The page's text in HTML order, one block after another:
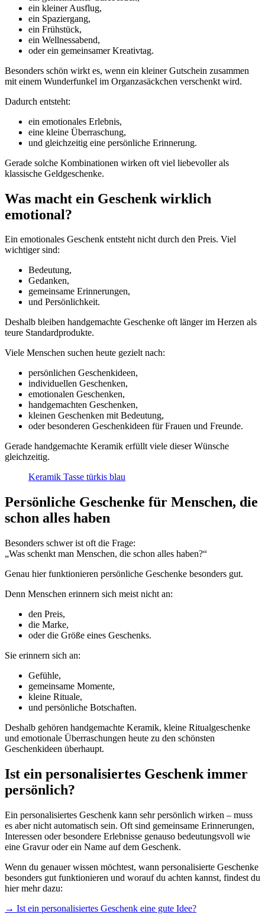
ein kleiner Ausflug,
ein Spaziergang,
ein Frühstück,
ein Wellnessabend,
oder ein gemeinsamer Kreativtag.
Besonders schön wirkt es, wenn ein kleiner Gutschein zusammen
mit einem Wunderfunkel im Organzasäckchen verschenkt wird.
Dadurch entsteht:
ein emotionales Erlebnis,
eine kleine Überraschung,
und gleichzeitig eine persönliche Erinnerung.
Gerade solche Kombinationen wirken oft viel liebevoller als
klassische Geldgeschenke.
Was macht ein Geschenk wirklich
emotional?
Ein emotionales Geschenk entsteht nicht durch den Preis. Viel
wichtiger sind:
Bedeutung,
Gedanken,
gemeinsame Erinnerungen,
und Persönlichkeit.
Deshalb bleiben handgemachte Geschenke oft länger im Herzen als
teure Standardprodukte.
Viele Menschen suchen heute gezielt nach:
persönlichen Geschenkideen,
individuellen Geschenken,
emotionalen Geschenken,
handgemachten Geschenken,
kleinen Geschenken mit Bedeutung,
oder besonderen Geschenkideen für Frauen und Freunde.
Gerade handgemachte Keramik erfüllt viele dieser Wünsche
gleichzeitig.
Keramik Tasse türkis blau
Persönliche Geschenke für Menschen, die
schon alles haben
Besonders schwer ist oft die Frage:
„Was schenkt man Menschen, die schon alles haben?“
Genau hier funktionieren persönliche Geschenke besonders gut.
Denn Menschen erinnern sich meist nicht an:
den Preis,
die Marke,
oder die Größe eines Geschenks.
Sie erinnern sich an:
Gefühle,
gemeinsame Momente,
kleine Rituale,
und persönliche Botschaften.
Deshalb gehören handgemachte Keramik, kleine Ritualgeschenke
und emotionale Überraschungen heute zu den schönsten
Geschenkideen überhaupt.
Ist ein personalisiertes Geschenk immer
persönlich?
Ein personalisiertes Geschenk kann sehr persönlich wirken – muss
es aber nicht automatisch sein. Oft sind gemeinsame Erinnerungen,
Interessen oder besondere Erlebnisse genauso bedeutungsvoll wie
eine Gravur oder ein Name auf dem Geschenk.
Wenn du genauer wissen möchtest, wann personalisierte Geschenke
besonders gut funktionieren und worauf du achten kannst, findest du
hier mehr dazu:
→ Ist ein personalisiertes Geschenk eine gute Idee?